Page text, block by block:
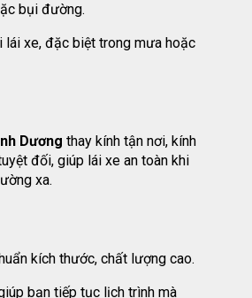
bụi đường.
lái xe, đặc biệt trong mưa hoặc
Dương thay kính tận nơi, kính
đối, giúp lái xe an toàn khi
xa.
kích thước, chất lượng cao.
bạn tiếp tục lịch trình mà